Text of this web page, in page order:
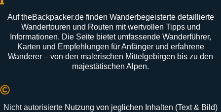
Auf theBackpacker.de finden Wanderbegeisterte detaillierte
Wandertouren und Routen mit wertvollen Tipps und
Informationen. Die Seite bietet umfassende Wanderführer,
Karten und Empfehlungen für Anfänger und erfahrene
Wanderer – von den malerischen Mittelgebirgen bis zu den
majestätischen Alpen.
Nicht autorisierte Nutzung von jeglichen Inhalten (Text & Bild)